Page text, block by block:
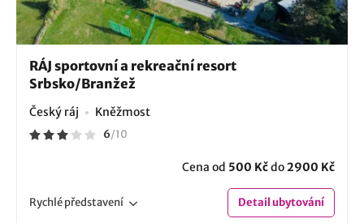
RÁJ sportovní a rekreační resort
Srbsko/Branžež
Český ráj Kněžmost
6/10
Cena od 500 Kčdo2900 Kč
Rychlépředstavení Detailubytování